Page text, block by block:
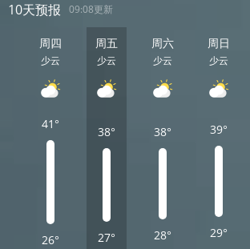
10天预报 09:08更新
周四
少云
41°
26°
周五
少云
38°
27°
周六
少云
38°
28°
周日
少云
39°
29°